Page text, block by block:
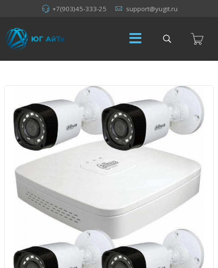
+7(903)45-333-25 support@yugit.ru